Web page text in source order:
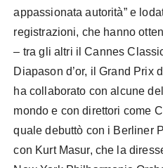
appassionata autorità” e
registrazioni, che hanno
– tra gli altri il Cannes
Diapason d’or, il Grand Prix
ha collaborato con alcune
mondo e con direttori come
quale debuttò con i Berliner
con Kurt Masur, che la